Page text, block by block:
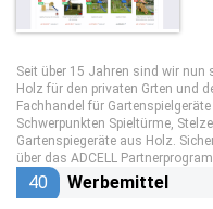
Seit über 15 Jahren sind wir nun
Holz für den privaten Grten und
Fachhandel für
Schwerpunkten Spieltürme,
Gartenspiegeräte aus Holz.
über das ADCELL
40 Werbemittel